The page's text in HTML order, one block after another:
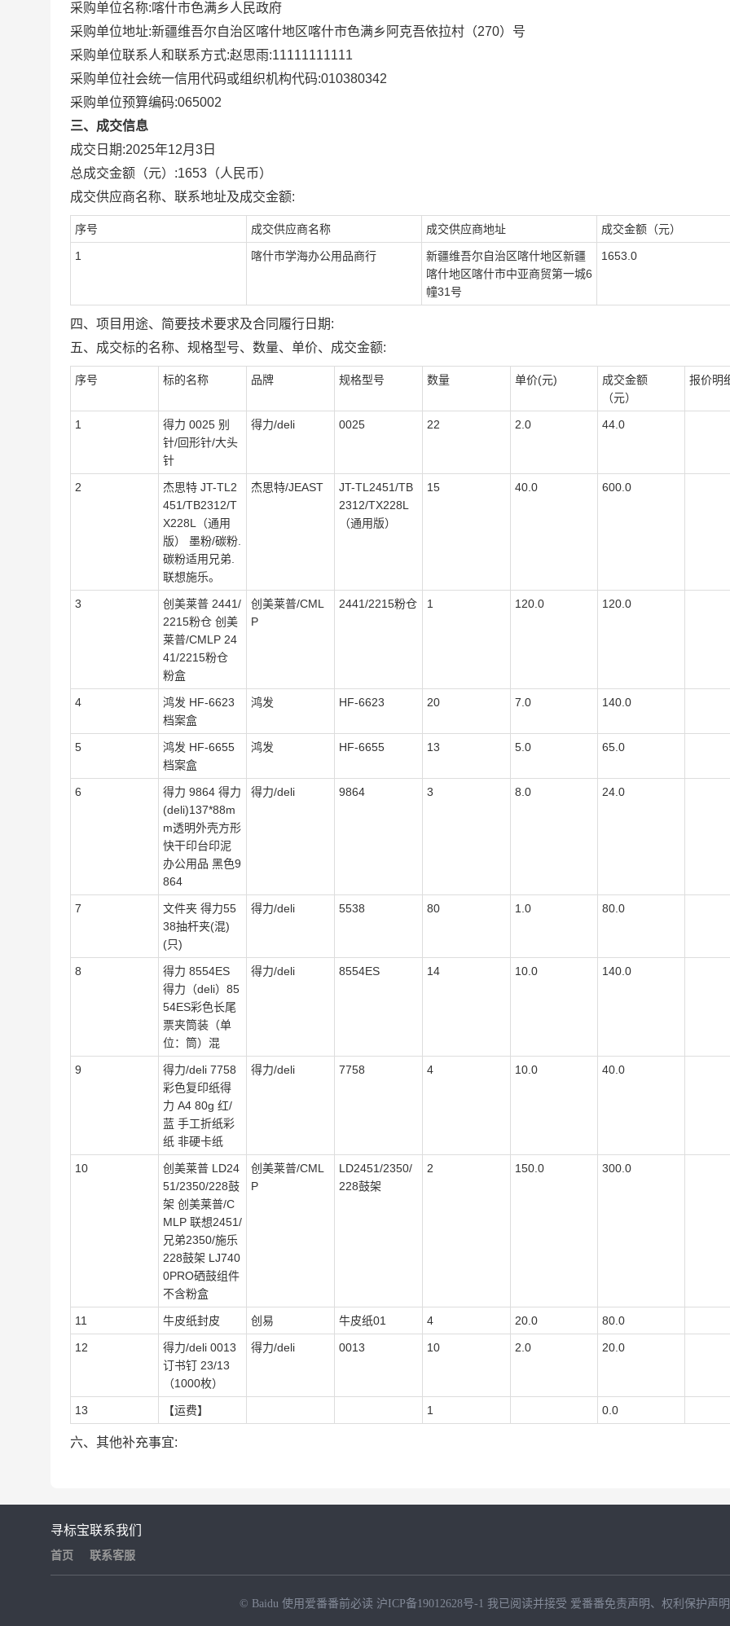
采购单位名称:喀什市色满乡人民政府
采购单位地址:新疆维吾尔自治区喀什地区喀什市色满乡阿克吾依拉村（270）号
采购单位联系人和联系方式:赵思雨:11111111111
采购单位社会统一信用代码或组织机构代码:010380342
采购单位预算编码:065002
三、成交信息
成交日期:2025年12月3日
总成交金额（元）:1653 （人民币）
成交供应商名称、联系地址及成交金额:
序号 成交供应商名称 成交供应商地址 成交金额（元）
1 喀什市学海办公用品商行
新疆维吾尔自治区喀什地区新疆
喀什地区喀什市中亚商贸第一城6
幢31号
1653.0
四、项目用途、简要技术要求及合同履行日期:
五、成交标的名称、规格型号、数量、单价、成交金额:
序号 标的名称 品牌 规格型号 数量 单价(元)
成交金额
（元）
报价明
1
得力 0025 别
针/回形针/大头
针
得力/deli 0025 22 2.0 44.0
2
杰思特 JT-TL2
451/TB2312/T
X228L（通用
版） 墨粉/碳粉.
碳粉适用兄弟.
联想施乐。
杰思特/JEAST
JT-TL2451/TB
2312/TX228L
（通用版）
15 40.0 600.0
3
创美莱普 2441/
2215粉仓 创美
莱普/CMLP 24
41/2215粉仓
粉盒
创美莱普/CML
P
2441/2215粉仓 1 120.0 120.0
4
鸿发 HF-6623
档案盒
鸿发 HF-6623 20 7.0 140.0
5
鸿发 HF-6655
档案盒
鸿发 HF-6655 13 5.0 65.0
6
得力 9864 得力
(deli)137*88m
m透明外壳方形
快干印台印泥
办公用品 黑色9
864
得力/deli 9864 3 8.0 24.0
7
文件夹 得力55
38抽杆夹(混)
(只)
得力/deli 5538 80 1.0 80.0
8
得力 8554ES
得力（deli）85
54ES彩色长尾
票夹筒装（单
位：筒）混
得力/deli 8554ES 14 10.0 140.0
9
得力/deli 7758
彩色复印纸得
力 A4 80g 红/
蓝 手工折纸彩
纸 非硬卡纸
得力/deli 7758 4 10.0 40.0
10
创美莱普 LD24
51/2350/228鼓
架 创美莱普/C
MLP 联想2451/
兄弟2350/施乐
228鼓架 LJ740
0PRO硒鼓组件
不含粉盒
创美莱普/CML
P
LD2451/2350/
228鼓架
2 150.0 300.0
11 牛皮纸封皮 创易 牛皮纸01 4 20.0 80.0
12
得力/deli 0013
订书钉 23/13
（1000枚）
得力/deli 0013 10 2.0 20.0
13 【运费】 1 0.0
六、其他补充事宜:
寻标宝
首页
联系我们
联系客服
© Baidu 使用爱番番前必读 沪ICP备19012628号-1 我已阅读并接受 爱番番免责声明 、 权利保护声明